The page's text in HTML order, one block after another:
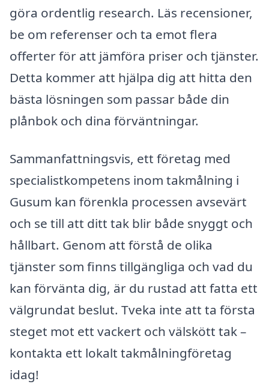
göra ordentlig research. Läs recensioner,
be om referenser och ta emot flera
offerter för att jämföra priser och tjänster.
Detta kommer att hjälpa dig att hitta den
bästa lösningen som passar både din
plånbok och dina förväntningar.
Sammanfattningsvis, ett företag med
specialistkompetens inom takmålning i
Gusum kan förenkla processen avsevärt
och se till att ditt tak blir både snyggt och
hållbart. Genom att förstå de olika
tjänster som finns tillgängliga och vad du
kan förvänta dig, är du rustad att fatta ett
välgrundat beslut. Tveka inte att ta första
steget mot ett vackert och välskött tak –
kontakta ett lokalt takmålningföretag
idag!